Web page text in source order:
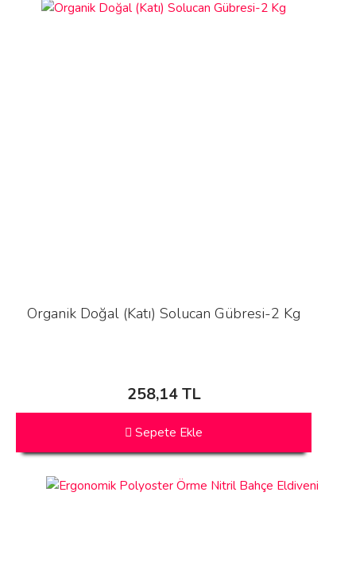
başlatılması için yeterlidir.
sorunu telafi edeceğimizin garantisini veriyoruz.
alıcı ödemeli olarak geri göndermenizi
Organik Doğal (Katı) Solucan Gübresi-2 Kg
258,14 TL
Sepete Ekle